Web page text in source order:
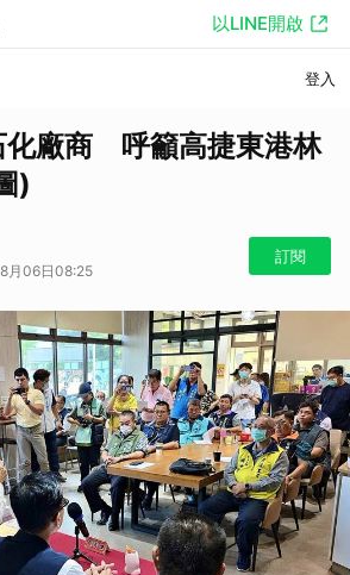
以LINE開啟
登入
化廠商 呼籲高捷東港林
)
月06日08:25
訂閱